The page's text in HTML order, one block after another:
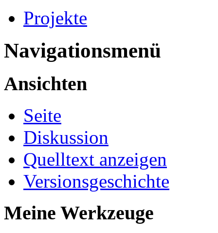
Projekte
Navigationsmenü
Ansichten
Seite
Diskussion
Quelltext anzeigen
Versionsgeschichte
Meine Werkzeuge